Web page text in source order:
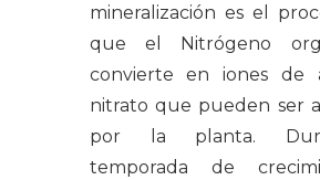
mineralización es el
que el Nitrógeno
convierte en iones de
nitrato que pueden ser
por la planta.
temporada de